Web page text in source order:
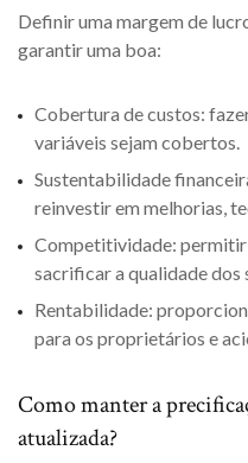
Definir uma margem de
garantir uma boa:
Cobertura de custos:
variáveis sejam cobertos.
Sustentabilidade
reinvestir em melhorias,
Competitividade:
sacrificar a qualidade dos
Rentabilidade:
para os proprietários e
Como manter a
atualizada?